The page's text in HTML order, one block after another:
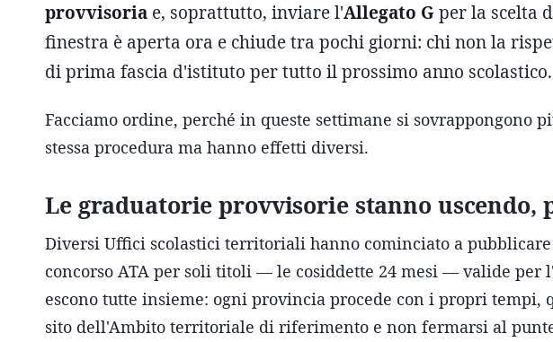
provvisoria e, soprattutto, inviare l'Allegato G per la scelta
finestra è aperta ora e chiude tra pochi giorni: chi non la
di prima fascia d'istituto per tutto il prossimo anno scolastico.
Facciamo ordine, perché in queste settimane si sovrappongono
stessa procedura ma hanno effetti diversi.
Le graduatorie provvisorie stanno
Diversi Uffici scolastici territoriali hanno cominciato a
concorso ATA per soli titoli — le cosiddette 24 mesi — valide per
escono tutte insieme: ogni provincia procede con i propri
sito dell'Ambito territoriale di riferimento e non fermarsi al